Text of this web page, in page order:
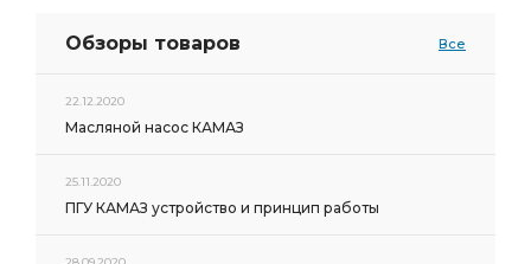
Обзоры товаров Все
22.12.2020
Масляной насос КАМАЗ
25.11.2020
ПГУ КАМАЗ устройство и принцип работы